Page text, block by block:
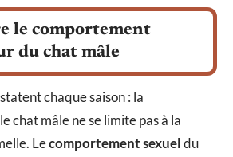
le comportement
du chat mâle
chaque saison : la
chat mâle ne se limite pas à la
Lecomportement sexueldu